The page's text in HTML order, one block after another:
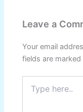
Leave a
Your email
fields are marked
here..